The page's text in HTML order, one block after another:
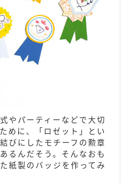
やパーティーなどで大切
めに、「ロゼット」とい
びにしたモチーフの勲章
るんだそう。そんなおも
紙製のバッジを作ってみ